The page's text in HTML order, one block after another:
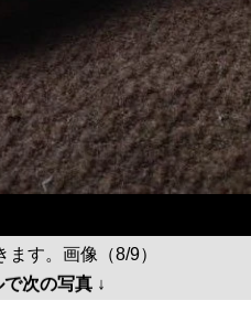
ます。画像（8/9）
次の写真 ↓